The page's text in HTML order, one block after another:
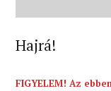
Hajrá!
FIGYELEM! Az